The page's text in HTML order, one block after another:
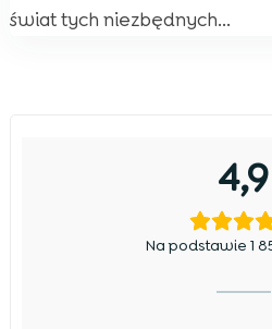
świat tych niezbędnych...
4,9
Na podstawie 1